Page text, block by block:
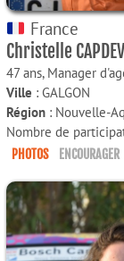
France
Christelle
47 ans, Manager
Ville : GALGON
Région : Nouvelle-
Nombre de
PHOTOS ENCOURAGER